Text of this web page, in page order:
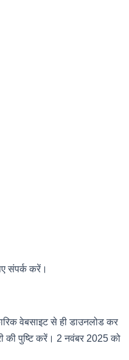
संपर्क करें।
वेबसाइट से ही डाउनलोड कर
की पुष्टि करें। 2 नवंबर 2025 को